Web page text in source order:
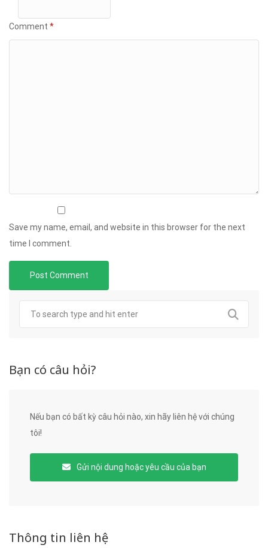
Comment *
Save my name, email, and website in this browser for the next
time I comment.
Bạn có câu hỏi?
Nếu bạn có bất kỳ câu hỏi nào, xin hãy liên hệ với chúng
tôi!
Gửi nội dung hoặc yêu cầu của bạn
Thông tin liên hệ